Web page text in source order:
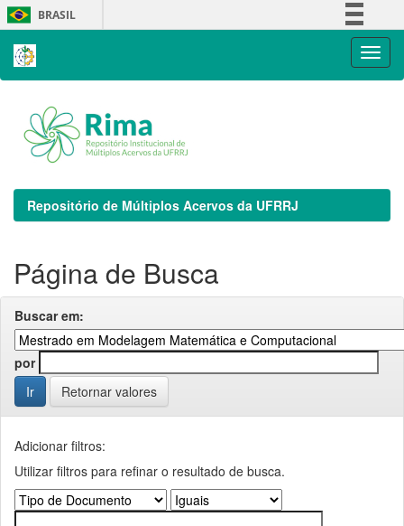
Skip
navigation
BRASIL
Repositório de Múltiplos Acervos da UFRRJ
Página de Busca
Buscar em:
por
Retornar valores
Adicionar filtros:
Utilizar filtros para refinar o resultado de busca.